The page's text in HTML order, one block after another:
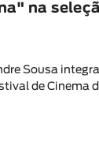
na
Sousa
de Cinema